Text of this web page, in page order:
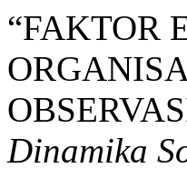
“FAKTOR
Dinamika